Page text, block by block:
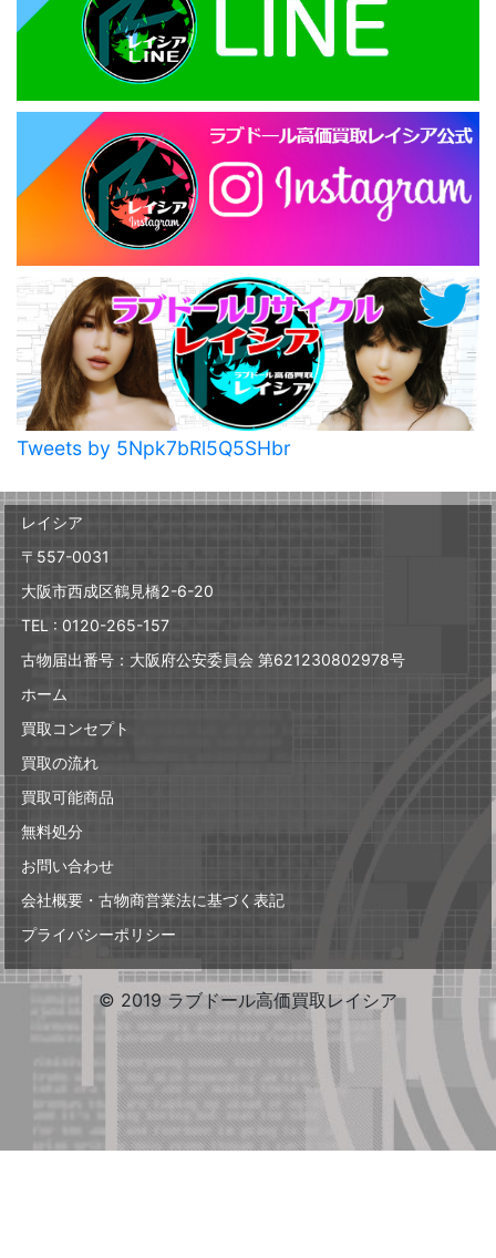
Tweets by 5Npk7bRl5Q5SHbr
レイシア
〒557-0031
大阪市西成区鶴見橋2-6-20
TEL : 0120-265-157
古物届出番号：大阪府公安委員会 第621230802978号
ホーム
買取コンセプト
買取の流れ
買取可能商品
無料処分
お問い合わせ
会社概要・古物商営業法に基づく表記
プライバシーポリシー
© 2019 ラブドール高価買取レイシア